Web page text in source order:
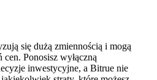
500,000 USDT
się dużą zmiennością i mogą
Ponosisz wyłączną
inwestycyjne, a Bitrue nie